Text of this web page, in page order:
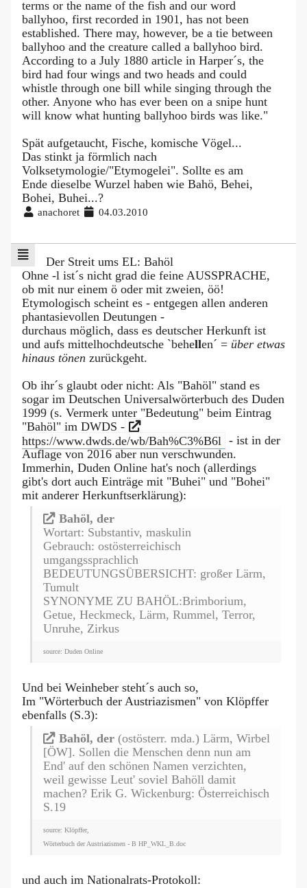
terms or the name of the fish and our word
ballyhoo, first recorded in 1901, has not been
established. There may, however, be a tie between
ballyhoo and the creature called a ballyhoo bird.
According to a July 1880 article in Harper´s, the
bird had four wings and two heads and could
whistle through one bill while singing through the
other. Anyone who has ever been on a snipe hunt
will know what hunting ballyhoo birds was like."
Spät aufgetaucht, Fische, komische Vögel...
Das stinkt ja förmlich nach
Volksetymologie/"Etymogelei". Sollte es am
Ende dieselbe Wurzel haben wie Bahö, Behei,
Bohei, Buhei...?
anachoret 04.03.2010
Der Streit ums EL: Bahöl
Ohne -l ist´s nicht grad die feine AUSSPRACHE,
ob mit nur einem ö oder mit zweien, öö!
Etymologisch scheint es - entgegen allen anderen
phantasievollen Deutungen -
durchaus möglich, dass es deutscher Herkunft ist
und aufs mittelhochdeutsche `behellen´ = über etwas
hinaus tönen zurückgeht.
Ob ihr´s glaubt oder nicht: Als "Bahöl" stand es
sogar im Deutschen Universalwörterbuch des Duden
1999 (s. Vermerk unter "Bedeutung" beim Eintrag
"Bahöl" im DWDS -
https://www.dwds.de/wb/Bah%C3%B6l - ist in der
Auflage von 2016 aber nun verschwunden.
Immerhin, Duden Online hat's noch (allerdings
gibt's dort auch Einträge mit "Buhei" und "Bohei"
mit anderer Herkunftserklärung):
Ba­höl, der
Wortart: Substantiv, maskulin
Gebrauch: ostösterreichisch
umgangssprachlich
BEDEUTUNGSÜBERSICHT: großer Lärm,
Tumult
SYNONYME ZU BAHÖL:Brimborium,
Getue, Heckmeck, Lärm, Rummel, Terror,
Unruhe, Zirkus
source: Duden Online
Und bei Weinheber steht´s auch so,
Im "Wörterbuch der Austriazismen" von Klöpffer
ebenfalls (S.3):
Bahöl, der (ostösterr. mda.) Lärm, Wirbel
[ÖW]. Sollen die Menschen denn nun am
End' auf den schönen Namen verzichten,
weil gewisse Leut' soviel Bahöll damit
machen? Erik G. Wickenburg: Österreichisch
S.19
source: Klöpffer,
Wörterbuch der Austriazismen - B HP_WKL_B.doc
und auch im Nationalrats-Protokoll: